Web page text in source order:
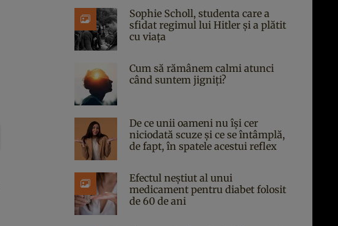
Sophie Scholl, studenta care a
sfidat regimul lui Hitler și a plătit
cu viața
Cum să rămânem calmi atunci
când suntem jigniți?
De ce unii oameni nu își cer
niciodată scuze și ce se întâmplă,
de fapt, în spatele acestui reflex
Efectul neștiut al unui
medicament pentru diabet folosit
de 60 de ani